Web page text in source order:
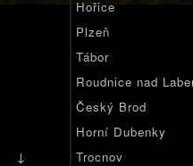
↓
Hořice
Plzeň
Tábor
Roudnice nad
Český Brod
Horní Dubenky
Trocnov